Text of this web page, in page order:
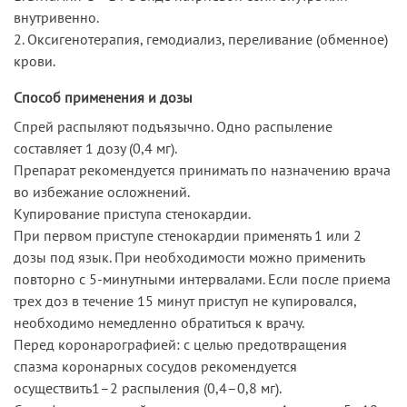
внутривенно.
2. Оксигенотерапия, гемодиализ, переливание (обменное)
крови.
Способ применения и дозы
Спрей распыляют подъязычно. Одно распыление
составляет 1 дозу (0,4 мг).
Препарат рекомендуется принимать по назначению врача
во избежание осложнений.
Купирование приступа стенокардии.
При первом приступе стенокардии применять 1 или 2
дозы под язык. При необходимости можно применить
повторно с 5-минутными интервалами. Если после приема
трех доз в течение 15 минут приступ не купировался,
необходимо немедленно обратиться к врачу.
Перед коронарографией: с целью предотвращения
спазма коронарных сосудов рекомендуется
осуществить1–2 распыления (0,4–0,8 мг).